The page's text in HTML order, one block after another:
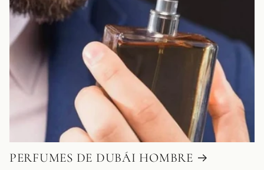
PERFUMES DE DUBÁI HOMBRE